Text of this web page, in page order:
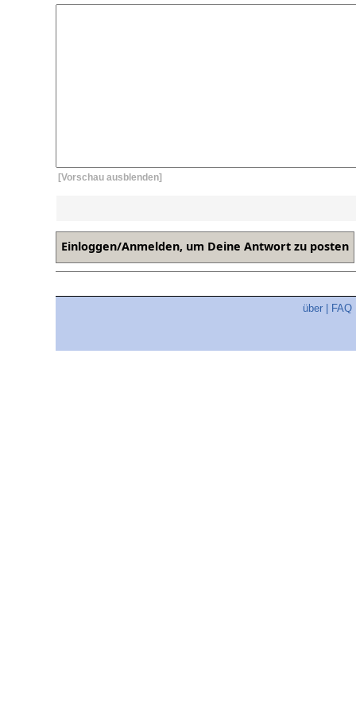
[Vorschau ausblenden]
über FAQ